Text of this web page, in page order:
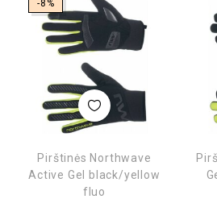
-8%
Pirštinės Northwave
Active Gel black/yellow
fluo